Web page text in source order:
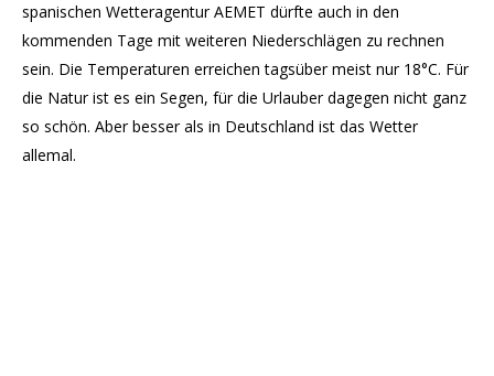
spanischen Wetteragentur AEMET dürfte auch in den
kommenden Tage mit weiteren Niederschlägen zu rechnen
sein. Die Temperaturen erreichen tagsüber meist nur 18°C. Für
die Natur ist es ein Segen, für die Urlauber dagegen nicht ganz
so schön. Aber besser als in Deutschland ist das Wetter
allemal.